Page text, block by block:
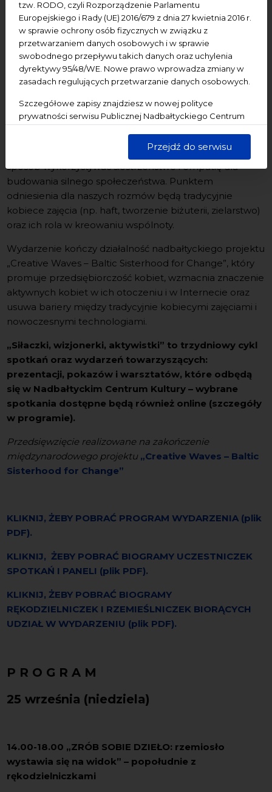
tzw. RODO, czyli Rozporządzenie Parlamentu
Europejskiego i Rady (UE) 2016/679 z dnia 27 kwietnia 2016 r.
w sprawie ochrony osób fizycznych w związku z
przetwarzaniem danych osobowych i w sprawie
swobodnego przepływu takich danych oraz uchylenia
dyrektywy 95/48/WE. Nowe prawo wprowadza zmiany w
zasadach regulujących przetwarzanie danych osobowych.
Szczegółowe zapisy znajdziesz w nowej polityce
prywatności serwisu Publicznej Nadbałtyckiego Centrum
dane są przetwarzane w sposób bezpieczny, z należytą
starannością i zgodnie z obowiązującymi przepisami.
Przejdź do serwisu
rzemieślniczkach w działaniu
Spotkania – warsztaty – prezentacje
Co ma szydełko do szefowej i w czym nowemu haftowi
pomóc mogą nowe technologie? Podczas wydarzenia
„Siłaczki, wizjonerki, aktywistki. O współczesnych
porozmawiamy o przedsiębiorczości kobiet i
budowaniu wspierającego, kobiecego środowiska.
Skupimy się na praktycznych aspektach zamieniania
pasji w aktywność zawodową i zastanowimy, w jaki
sposób wykorzystywać siostrzeństwo i empatię dla
budowania silnego społeczeństwa. Punktem
odniesienia dla naszych rozmów będą tradycyjnie
kobiece zajęcia (np. haft, tworzenie biżuterii, zielarstwo)
oraz ich rola w kreowaniu wspólnoty.
Wydarzenie kończy działalność nadbałtyckiego projektu
„Creative Waves – Baltic Sisterhood for Change”, który
promuje przedsiębiorczość kobiet, wzmacnia znaczenie
aktywnych kobiet w ich otoczeniu i w Internecie oraz
usuwa bariery między tradycyjnie kobiecymi zajęciami i
nowoczesnymi technologiami.
„Siłaczki, wizjonerki, aktywistki” to trzydniowy cykl
spotkań oraz wydarzeń towarzyszących:
prezentacji, pokazów i warsztatów, które odbędą
się w Nadbałtyckim Centrum Kultury – wybrane
spotkania dostępne będą również online (szczegóły
w programie).
Przedsięwzięcie realizowane na zakończenie
międzynarodowego projektu „Creative Waves – Baltic
Sisterhood for Change”
KLIKNIJ, ŻEBY POBRAĆ PROGRAM WYDARZENIA (plik
PDF).
KLIKNIJ, ŻEBY POBRAĆ BIOGRAMY UCZESTNICZEK
SPOTKAŃ I PANELI (plik PDF).
KLIKNIJ, ŻEBY POBRAĆ BIOGRAMY
RĘKODZIELNICZEK I RZEMIEŚLNICZEK BIORĄCYCH
UDZIAŁ W WYDARZENIU (plik PDF).
P R O G R A M
25 września (niedziela)
14.00-18.00 „ZRÓB SOBIE DZIEŁO: rzemiosło
wystawia się na widok” – popołudnie z
rękodzielniczkami